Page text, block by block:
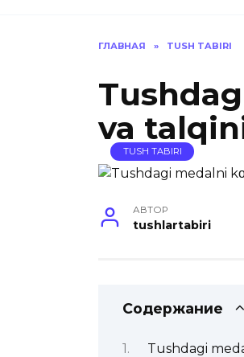
ГЛАВНАЯ » TUSH TABIRI
va
TUSH TABIRI
АВТОР
tushlartabiri
Содержание
Tushdagi